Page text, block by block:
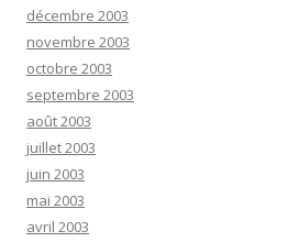
décembre 2003
novembre 2003
octobre 2003
septembre 2003
août 2003
juillet 2003
juin 2003
mai 2003
avril 2003